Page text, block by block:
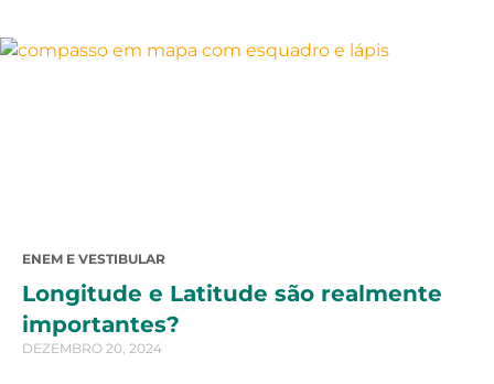
ENEM E VESTIBULAR
Longitude e Latitude são realmente
importantes?
DEZEMBRO 20, 2024